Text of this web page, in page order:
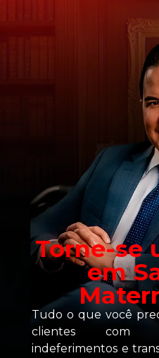
Torne-se
em
Tudo o que você
clientes com
indeferimentos e